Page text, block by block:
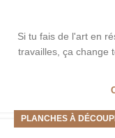
Si tu fais de l'art en
travailles, ça change
PLANCHES À